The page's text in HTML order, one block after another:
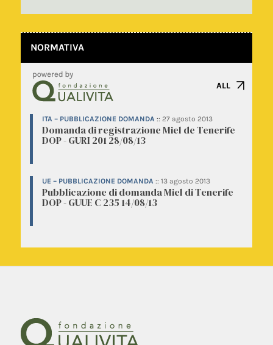
NORMATIVA
ALL
ITA – PUBBLICAZIONE DOMANDA :: 27 agosto 2013
Domanda di registrazione Miel de Tenerife
DOP - GURI 201 28/08/13
UE – PUBBLICAZIONE DOMANDA :: 13 agosto 2013
Pubblicazione di domanda Miel di Tenerife
DOP - GUUE C 235 14/08/13